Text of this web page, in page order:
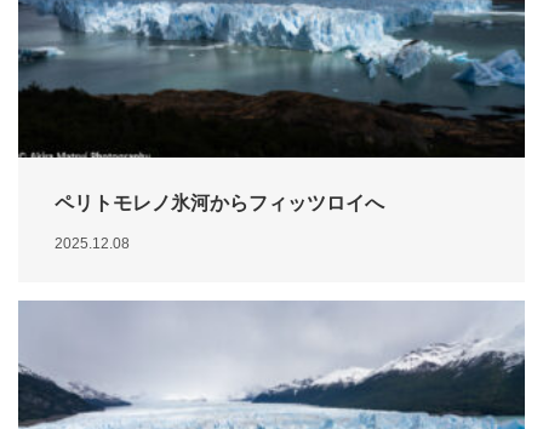
ペリトモレノ氷河からフィッツロイへ
2025.12.08